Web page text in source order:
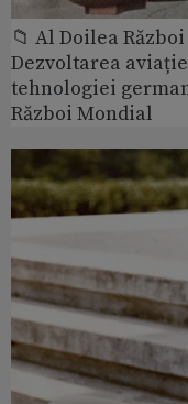
📁 Al Doilea
Dezvoltarea
tehnologiei
Război Mondial